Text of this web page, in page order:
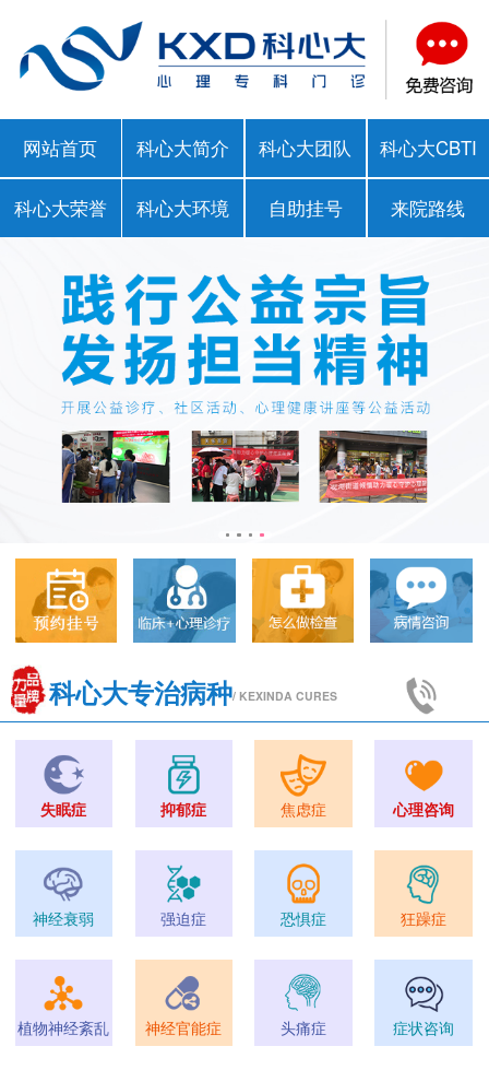
网站首页 科心大简介 科心大团队 科心大CBTI
科心大荣誉 科心大环境 自助挂号 来院路线
科心大专治病种/ KEXINDA CURES
失眠症 抑郁症 焦虑症 心理咨询
神经衰弱 强迫症 恐惧症 狂躁症
植物神经紊乱 神经官能症 头痛症 症状咨询